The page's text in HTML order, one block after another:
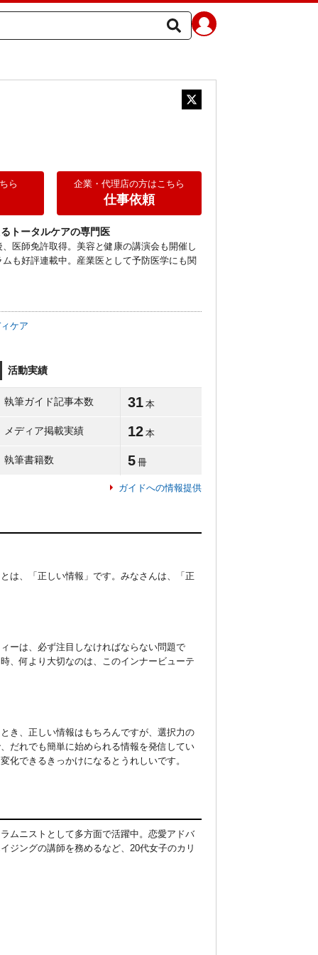
ら 企業・代理店の方はこちら
仕事依頼
トータルケアの専門医
医師免許取得。美容と健康の講演会も開催し
も好評連載中。産業医として予防医学にも関
ケア
活動実績
執筆ガイド記事本数 31 本
メディア掲載実績 12 本
執筆書籍数 5 冊
ガイドへの情報提供
は、「正しい情報」です。みなさんは、「正
ーは、必ず注目しなければならない問題で
、何より大切なのは、このインナービューテ
き、正しい情報はもちろんですが、選択力の
だれでも簡単に始められる情報を発信してい
化できるきっかけになるとうれしいです。
ムニストとして多方面で活躍中。恋愛アドバ
ジングの講師を務めるなど、20代女子のカリ